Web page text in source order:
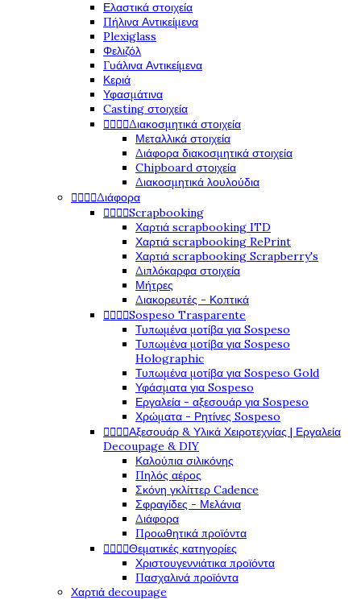
Ελαστικά στοιχεία
Πήλινα Αντικείμενα
Plexiglass
Φελιζόλ
Γυάλινα Αντικείμενα
Κεριά
Υφασμάτινα
Casting στοιχεία
Διακοσμητικά στοιχεία
Μεταλλικά στοιχεία
Διάφορα διακοσμητικά στοιχεία
Chipboard στοιχεία
Διακοσμητικά λουλούδια
Διάφορα
Scrapbooking
Χαρτιά scrapbooking ITD
Χαρτιά scrapbooking RePrint
Χαρτιά scrapbooking Scrapberry's
Διπλόκαρφα στοιχεία
Μήτρες
Διακορευτές - Κοπτικά
Sospeso Trasparente
Τυπωμένα μοτίβα για Sospeso
Τυπωμένα μοτίβα για Sospeso
Holographic
Τυπωμένα μοτίβα για Sospeso Gold
Υφάσματα για Sospeso
Εργαλεία - αξεσουάρ για Sospeso
Χρώματα - Ρητίνες Sospeso
Αξεσουάρ & Υλικά Χειροτεχνίας | Εργαλεία
Decoupage & DIY
Καλούπια σιλικόνης
Πηλός αέρος
Σκόνη γκλίττερ Cadence
Σφραγίδες - Μελάνια
Διάφορα
Προωθητικά προϊόντα
Θεματικές κατηγορίες
Χριστουγεννιάτικα προϊόντα
Πασχαλινά προϊόντα
Χαρτιά decoupage